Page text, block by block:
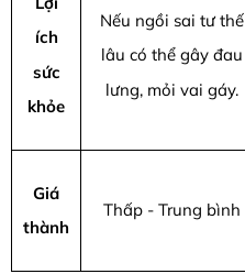
ích
sức
khỏe
Nếu ngồi sai tư thế
lâu có thể gây đau
lưng, mỏi vai gáy.
Giá
thành
Thấp - Trung bình